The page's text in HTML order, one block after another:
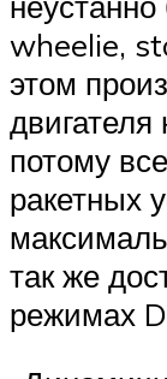
wheelie,
этом
потому
ракетных
так же
режимах